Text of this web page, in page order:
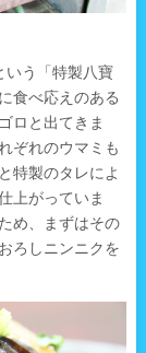
いう「特製八寶
食べ応えのある
ロと出てきま
ぞれのウマミも
特製のタレによ
上がっていま
め、まずはその
ろしニンニクを